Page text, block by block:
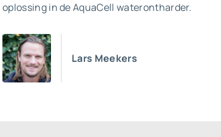
oplossing in de AquaCell waterontharder.
Lars Meekers